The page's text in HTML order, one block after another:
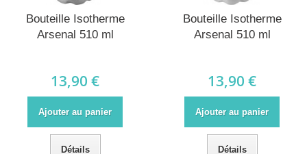
Bouteille Isotherme
Arsenal 510 ml
13,90 €
Ajouter au panier
Détails
Bouteille Isotherme
Arsenal 510 ml
13,90 €
Ajouter au panier
Détails